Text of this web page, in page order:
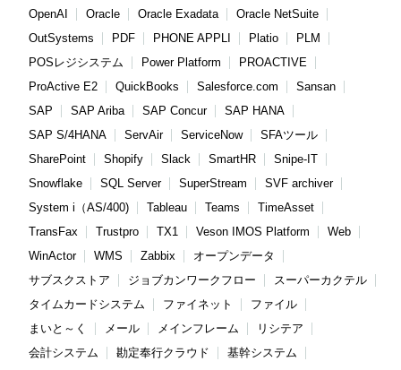
OpenAI
Oracle Oracle Exadata
Oracle NetSuite
OutSystems
PDF PHONE APPLI Platio
PLM
POSレジシステム
Power Platform
PROACTIVE
ProActive E2
QuickBooks Salesforce.com
Sansan
SAP
SAP Ariba SAP Concur
SAP HANA
SAP S/4HANA
ServAir ServiceNow
SFAツール
SharePoint
Shopify Slack SmartHR
Snipe-IT
Snowflake
SQL Server SuperStream
SVF archiver
System i（AS/400)
Tableau Teams
TimeAsset
TransFax
Trustpro TX1 Veson IMOS Platform
Web
WinActor
WMS Zabbix
オープンデータ
サブスクストア
ジョブカンワークフロー
スーパーカクテル
タイムカードシステム
ファイネット
ファイル
まいと～く
メール メインフレーム
リシテア
会計システム
勘定奉行クラウド
基幹システム